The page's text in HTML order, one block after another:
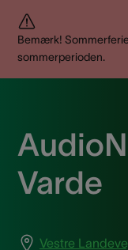
Bemærk!
sommerperioden.
Varde
Vestre